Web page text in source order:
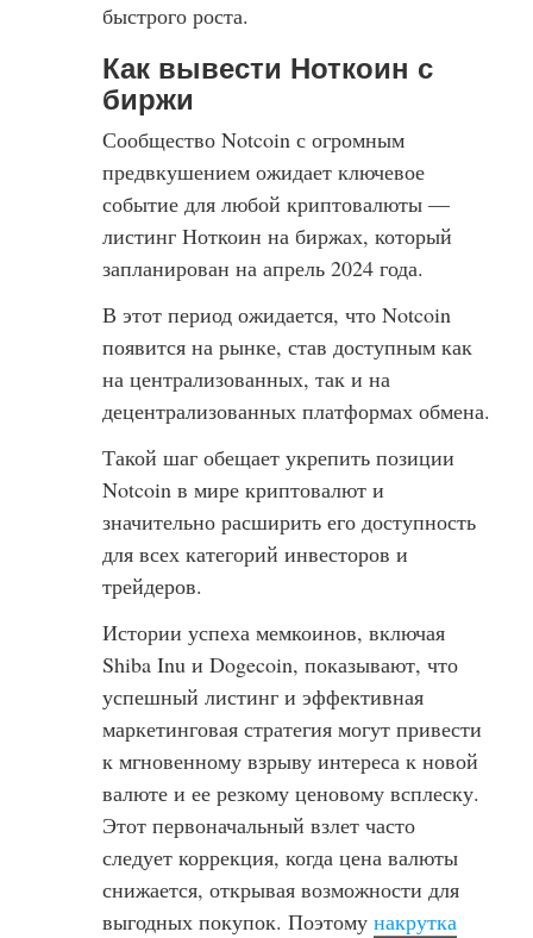
быстрого роста.
Как вывести Ноткоин с
биржи
Сообщество Notcoin с огромным
предвкушением ожидает ключевое
событие для любой криптовалюты —
листинг Ноткоин на биржах, который
запланирован на апрель 2024 года.
В этот период ожидается, что Notcoin
появится на рынке, став доступным как
на централизованных, так и на
децентрализованных платформах обмена.
Такой шаг обещает укрепить позиции
Notcoin в мире криптовалют и
значительно расширить его доступность
для всех категорий инвесторов и
трейдеров.
Истории успеха мемкоинов, включая
Shiba Inu и Dogecoin, показывают, что
успешный листинг и эффективная
маркетинговая стратегия могут привести
к мгновенному взрыву интереса к новой
валюте и ее резкому ценовому всплеску.
Этот первоначальный взлет часто
следует коррекция, когда цена валюты
снижается, открывая возможности для
выгодных покупок. Поэтому накрутка